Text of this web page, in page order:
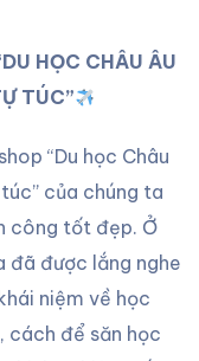
HỌC CHÂU ÂU
TÚC”
“Du học Châu
của chúng ta
công tốt đẹp. Ở
đã được lắng nghe
niệm về học
cách để săn học